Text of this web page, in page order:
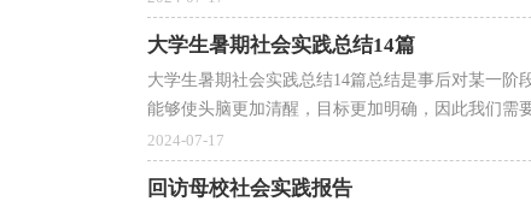
大学生暑期社会实践总结14篇
大学生暑期社会实践总结14篇总结是事后对某一
能够使头脑更加清醒，目标更加明确，因此我们需
2024-07-17
回访母校社会实践报告